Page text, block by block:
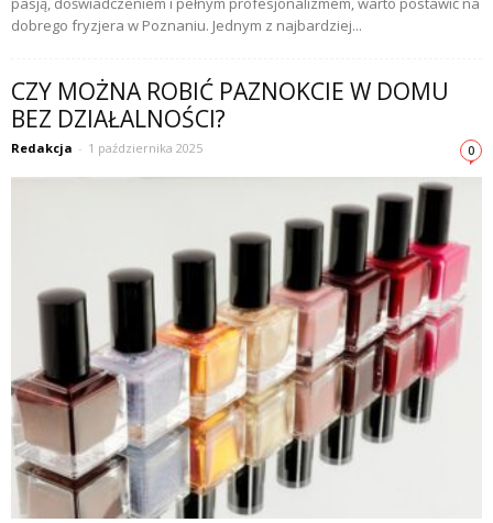
dobrego fryzjera w Poznaniu. Jednym z najbardziej...
CZY MOŻNA ROBIĆ PAZNOKCIE W DOMU
BEZ DZIAŁALNOŚCI?
Redakcja - 1 października 2025 0